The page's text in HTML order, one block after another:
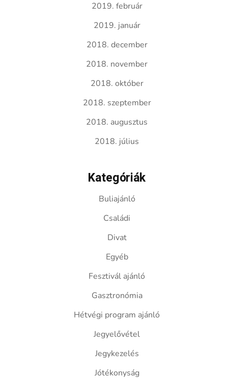
2019. február
2019. január
2018. december
2018. november
2018. október
2018. szeptember
2018. augusztus
2018. július
Kategóriák
Buliajánló
Családi
Divat
Egyéb
Fesztivál ajánló
Gasztronómia
Hétvégi program ajánló
Jegyelővétel
Jegykezelés
Jótékonyság